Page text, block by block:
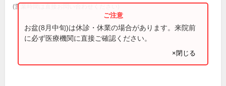
(営業時間は直接お問い合わせください)
お盆(8月中旬)は休診・休業の場合があります。来院前
に必ず医療機関に直接ご確認ください。
×閉じる